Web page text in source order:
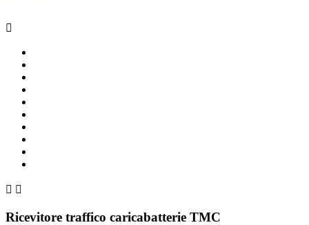

 
Ricevitore traffico caricabatterie TMC